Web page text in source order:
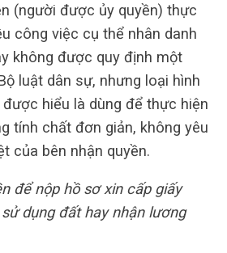
(người được ủy quyền) thực
công việc cụ thể nhân danh
không được quy định một
luật dân sự, nhưng loại hình
hiểu là dùng để thực hiện
tính chất đơn giản, không yêu
của bên nhận quyền.
để nộp hồ sơ xin cấp giấy
dụng đất hay nhận lương